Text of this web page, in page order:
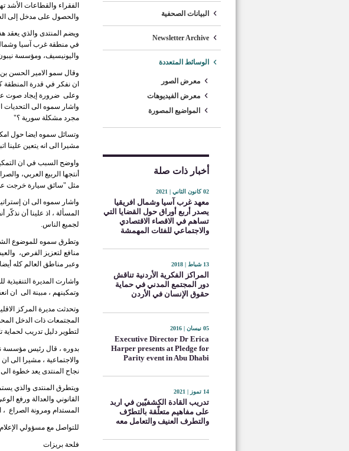
البيانات الصحفية
Newsletter Archive
الوسائط المتعددة
معرض الصور
معرض الفيديوهات
المواضيع المصورة
أخبار ذات صلة
02 كانون الثاني | 2021
معهد غرب آسيا وشمال افريقيا
يصدر أربع أوراق حول القضايا التي
تساهم في الاقصاء الاقتصادي
والاجتماعي للفئات المهمشة
13 شباط | 2018
المراكز الفكرية الأردنية تناقش
دور المجتمع المدني في حماية
حقوق الإنسان في الأردن
05 نيسان | 2016
Executive Director Dr Erica
Harper presents at Pledge for
Parity event in Abu Dhabi
14 تموز | 2021
تدريب القادة الكشفيّين في اربد
على مفاهيم متعلّقة بالتطرّف
والتطرف العنيف والتعامل معه
الفقراء والقطاعات
والحصول على مدخل إلى
في منطقة غرب آسيا وشمال
واليونيسيف، ومؤسسة
وقال سمو الامير الحسن بن
ان نفكر في قدرة المنطقة
وعلى ضرورة إيجاد صوت
واشار سموه الى التحديات
مجرد مشكلة سورية ؟"
وتسائل سموه ايضا حول
مشيرا الى انه يتعين
واوضح السبب في ان
أنتجها الربيع العربي،
مثل "سائق سيارة خرجت
واشار سموه الى ان
المسألة ، اذ علينا أن
لجميع الناس.
وتطرق سموه للموضوع
وعبر مناطق العالم كله
واشارت المديرة التنفيذية
وتمكينهم ، مبينة الى ان
وتحدثت مديرة المركز
المجتمعات ذات الدخل
لتطوير دليل تدريب
بدوره ، قال رئيس مؤسسة
والاجتماعية ، مشيرا الى
نجاح المنتدى يعد خطوة
ويتطرق المنتدى والذي
القانوني والعدالة ورفع
المستدام ومرونة الصراع ،
للتواصل مع مسؤولي
فلحة بريزات